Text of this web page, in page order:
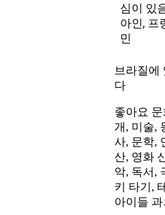
심이 있
아인, 프
민
브라질에
다
좋아요
개, 미술,
사, 문학,
산, 영화
악, 독서,
키 타기,
아이들 과